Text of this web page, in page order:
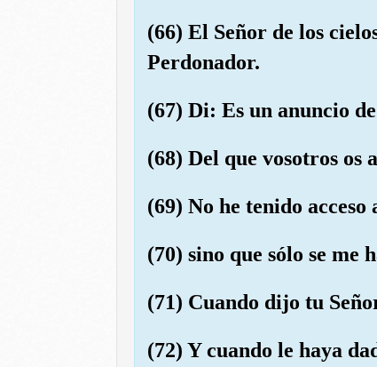
(66) El Señor de los
Perdonador.
(67) Di: Es un anuncio
(68) Del que vosotros os
(69) No he tenido
(70) sino que sólo se me
(71) Cuando dijo tu
(72) Y cuando le haya